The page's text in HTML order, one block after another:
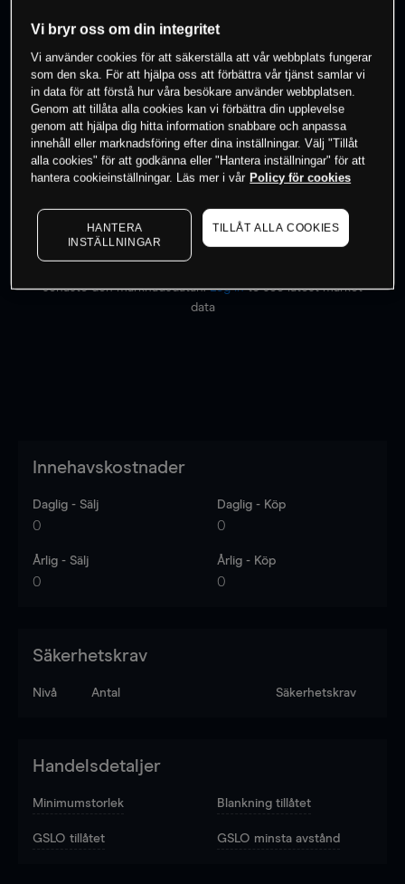
0% av kunderna har enposition i detta
instrument
Börja handla
senaste den marknadsdatan.Log into see latest market
data
Innehavskostnader
Daglig - Sälj
0
Daglig - Köp
0
Årlig - Sälj
0
Årlig - Köp
0
Säkerhetskrav
Nivå Antal Säkerhetskrav
Handelsdetaljer
Minimumstorlek Blankning tillåtet
GSLO tillåtet GSLO minsta avstånd
Vi bryr oss om din integritet
Vi använder cookies för att säkerställa att vår webbplats fungerar
som den ska. För att hjälpa oss att förbättra vår tjänst samlar vi
in data för att förstå hur våra besökare använder webbplatsen.
Genom att tillåta alla cookies kan vi förbättra din upplevelse
genom att hjälpa dig hitta information snabbare och anpassa
innehåll eller marknadsföring efter dina inställningar. Välj "Tillåt
alla cookies" för att godkänna eller "Hantera inställningar" för att
hantera cookieinställningar. Läs mer i vår Policy för cookies
HANTERA
INSTÄLLNINGAR
TILLÅT ALLA COOKIES